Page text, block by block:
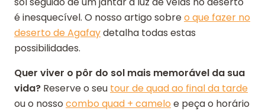
é inesquecível. O nosso artigo sobreo que fazer no
deserto de Agafaydetalha todas estas
possibilidades.
Quer viver o pôr do sol mais memorável da sua
vida? Reserve o seu tour de quad ao final da tarde
ou o nosso combo quad + camelo e peça o horário